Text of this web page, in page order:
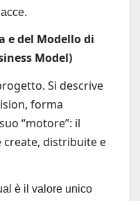
e del Modello di
Model)
Si descrive
forma
“motore”: il
create, distribuite e
è il valore unico